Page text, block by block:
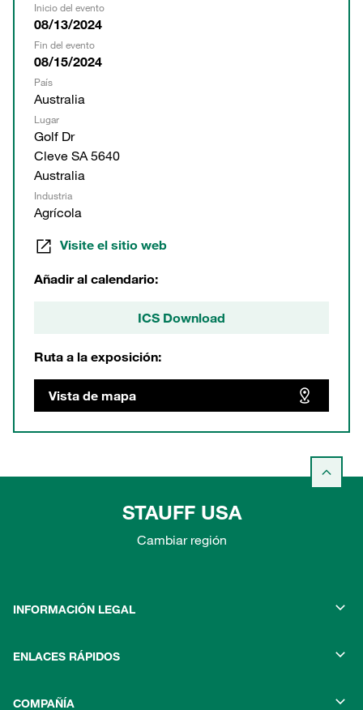
Inicio del evento
08/13/2024
Fin del evento
08/15/2024
País
Australia
Lugar
Golf Dr
Cleve SA 5640
Australia
Industria
Agrícola
Visite el sitio web
Añadir al calendario:
ICS Download
Ruta a la exposición:
Vista de mapa
STAUFF USA
Cambiar región
INFORMACIÓN LEGAL
ENLACES RÁPIDOS
COMPAÑÍA